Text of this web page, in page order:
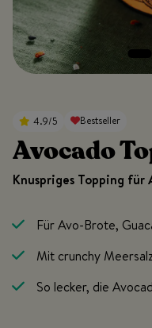
4.9/5 Bestseller
Avocado
Knuspriges Topping für
Für Avo-Brote,
Mit crunchy
So lecker, die